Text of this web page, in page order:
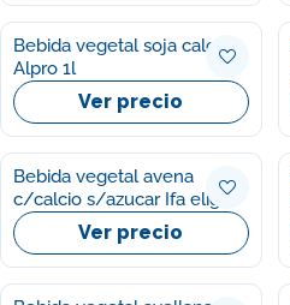
Bebida vegetal soja calcio
Alpro 1l
Ver precio
Bebida vegetal avena
c/calcio s/azucar Ifa eliges
1l
Ver precio